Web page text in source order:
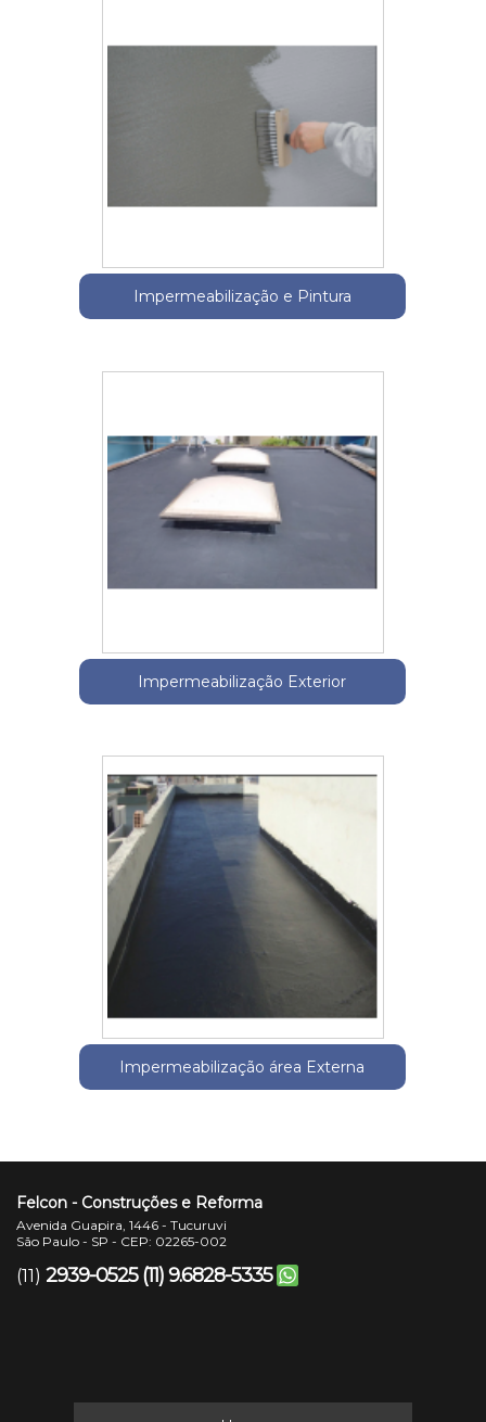
Impermeabilização e Pintura
Impermeabilização Exterior
Impermeabilização área Externa
Felcon - Construções e Reforma
Avenida Guapira, 1446 - Tucuruvi
São Paulo - SP - CEP: 02265-002
(11) 2939-0525 (11) 9.6828-5335